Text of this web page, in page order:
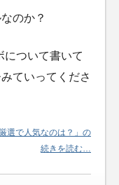
のか？
について書いて
ていってくださ
選で人気なのは？」の
続きを読む…